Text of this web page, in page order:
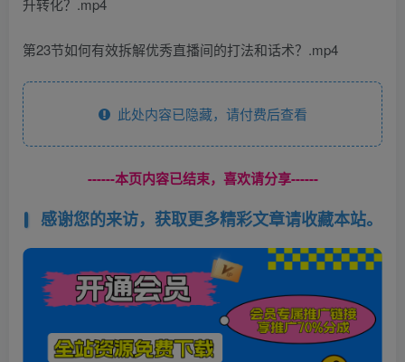
第23节如何有效拆解优秀直播间的打法和话术？.mp4
此处内容已隐藏，请付费后查看
------本页内容已结束，喜欢请分享------
感谢您的来访，获取更多精彩文章请收藏本站。